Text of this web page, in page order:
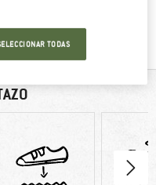
en almacén
Shops¡toda la
TODAS